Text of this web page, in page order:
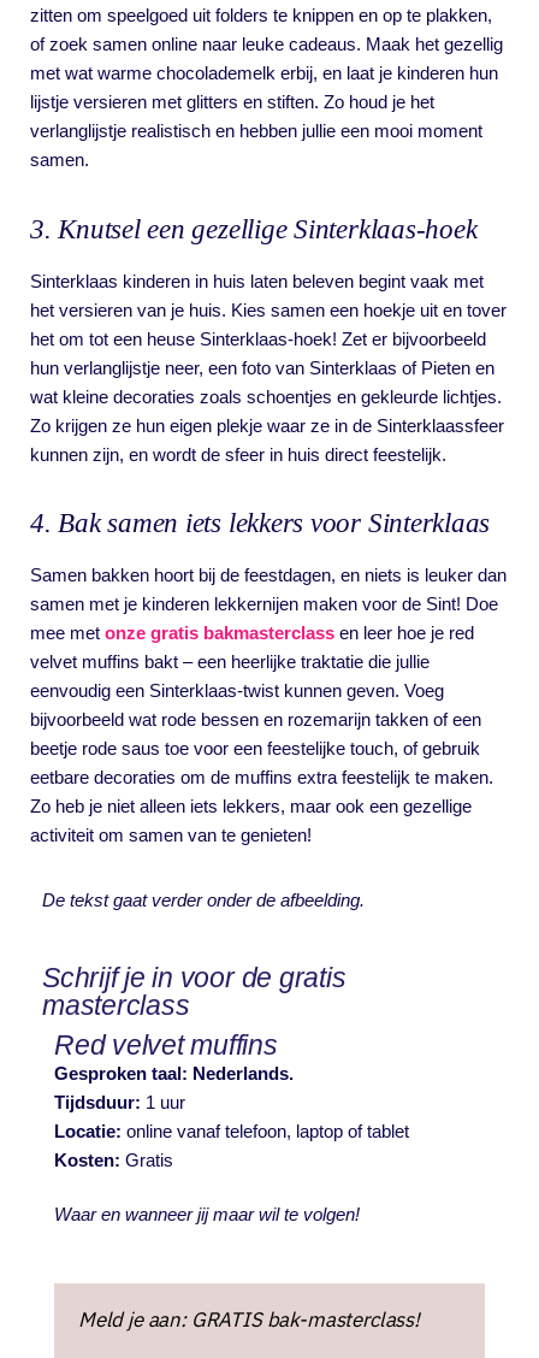
zitten om speelgoed uit folders te knippen en op te plakken,
of zoek samen online naar leuke cadeaus. Maak het gezellig
met wat warme chocolademelk erbij, en laat je kinderen hun
lijstje versieren met glitters en stiften. Zo houd je het
verlanglijstje realistisch en hebben jullie een mooi moment
samen.
3. Knutsel een gezellige Sinterklaas-hoek
Sinterklaas kinderen in huis laten beleven begint vaak met
het versieren van je huis. Kies samen een hoekje uit en tover
het om tot een heuse Sinterklaas-hoek! Zet er bijvoorbeeld
hun verlanglijstje neer, een foto van Sinterklaas of Pieten en
wat kleine decoraties zoals schoentjes en gekleurde lichtjes.
Zo krijgen ze hun eigen plekje waar ze in de Sinterklaassfeer
kunnen zijn, en wordt de sfeer in huis direct feestelijk.
4. Bak samen iets lekkers voor Sinterklaas
Samen bakken hoort bij de feestdagen, en niets is leuker dan
samen met je kinderen lekkernijen maken voor de Sint! Doe
mee met onze gratis bakmasterclass en leer hoe je red
velvet muffins bakt – een heerlijke traktatie die jullie
eenvoudig een Sinterklaas-twist kunnen geven. Voeg
bijvoorbeeld wat rode bessen en rozemarijn takken of een
beetje rode saus toe voor een feestelijke touch, of gebruik
eetbare decoraties om de muffins extra feestelijk te maken.
Zo heb je niet alleen iets lekkers, maar ook een gezellige
activiteit om samen van te genieten!
De tekst gaat verder onder de afbeelding.
Schrijf je in voor de gratis
masterclass
Red velvet muffins
Gesproken taal: Nederlands.
Tijdsduur: 1 uur
Locatie: online vanaf telefoon, laptop of tablet
Kosten: Gratis
Waar en wanneer jij maar wil te volgen!
Meld je aan: GRATIS bak-masterclass!